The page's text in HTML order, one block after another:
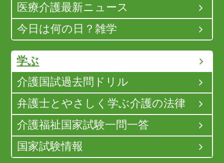
医療介護最新ニュース
今日は何の日？雑学
学ぶ
介護国試過去問ドリル
弁護士とやさしく学ぶ介護の法律
介護福祉国家試験一問一答
国家試験情報